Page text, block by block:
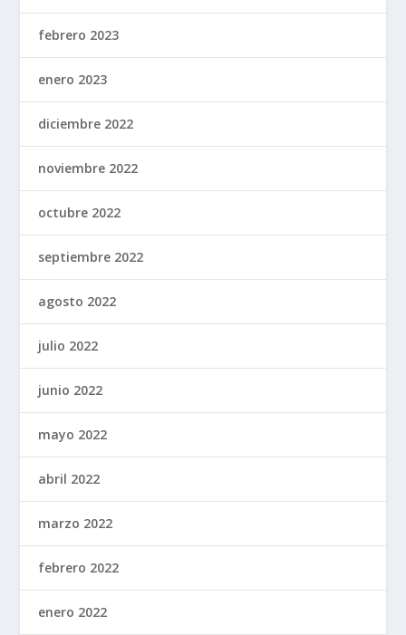
febrero 2023
enero 2023
diciembre 2022
noviembre 2022
octubre 2022
septiembre 2022
agosto 2022
julio 2022
junio 2022
mayo 2022
abril 2022
marzo 2022
febrero 2022
enero 2022